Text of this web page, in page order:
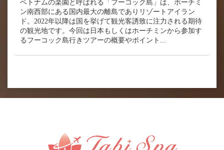
ベトナムの楽園と呼ばれる「フーコック島」は、ホーチミ
ン南西部にある国内最大の離島でありリゾートアイラン
ド。2022年以降は国を挙げて観光客誘致に注力される期待
の観光地です。今回は日本もしくはホーチミンから参加す
るフーコック島行きツアーの概要やポイント...